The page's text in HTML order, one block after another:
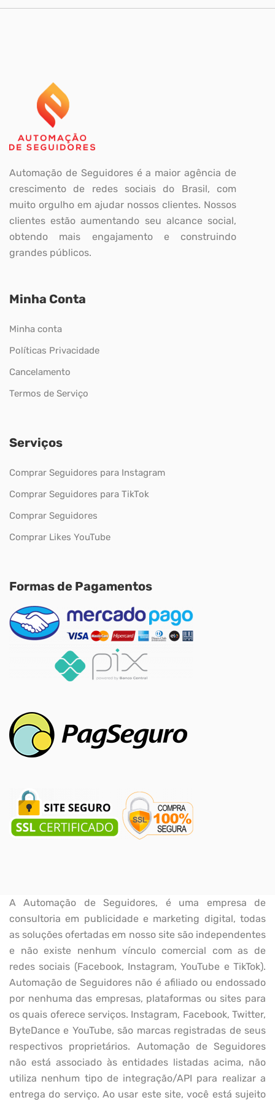
Automação de Seguidores é a maior agência de
crescimento de redes sociais do Brasil, com
muito orgulho em ajudar nossos clientes. Nossos
clientes estão aumentando seu alcance social,
obtendo mais engajamento e construindo
grandes públicos.
Minha Conta
Minha conta
Políticas Privacidade
Cancelamento
Termos de Serviço
Serviços
Comprar Seguidores para Instagram
Comprar Seguidores para TikTok
Comprar Seguidores
Comprar Likes YouTube
Formas de Pagamentos
A Automação de Seguidores, é uma empresa de
consultoria em publicidade e marketing digital, todas
as soluções ofertadas em nosso site são independentes
e não existe nenhum vínculo comercial com as de
redes sociais (Facebook, Instagram, YouTube e TikTok).
Automação de Seguidores não é afiliado ou endossado
por nenhuma das empresas, plataformas ou sites para
os quais oferece serviços. Instagram, Facebook, Twitter,
ByteDance e YouTube, são marcas registradas de seus
respectivos proprietários. Automação de Seguidores
não está associado às entidades listadas acima, não
utiliza nenhum tipo de integração/API para realizar a
entrega do serviço. Ao usar este site, você está sujeito